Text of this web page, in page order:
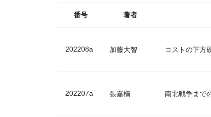
番号 著者
202208a 加藤大智 コストの下方
202207a 張嘉楠 南北戦争まで